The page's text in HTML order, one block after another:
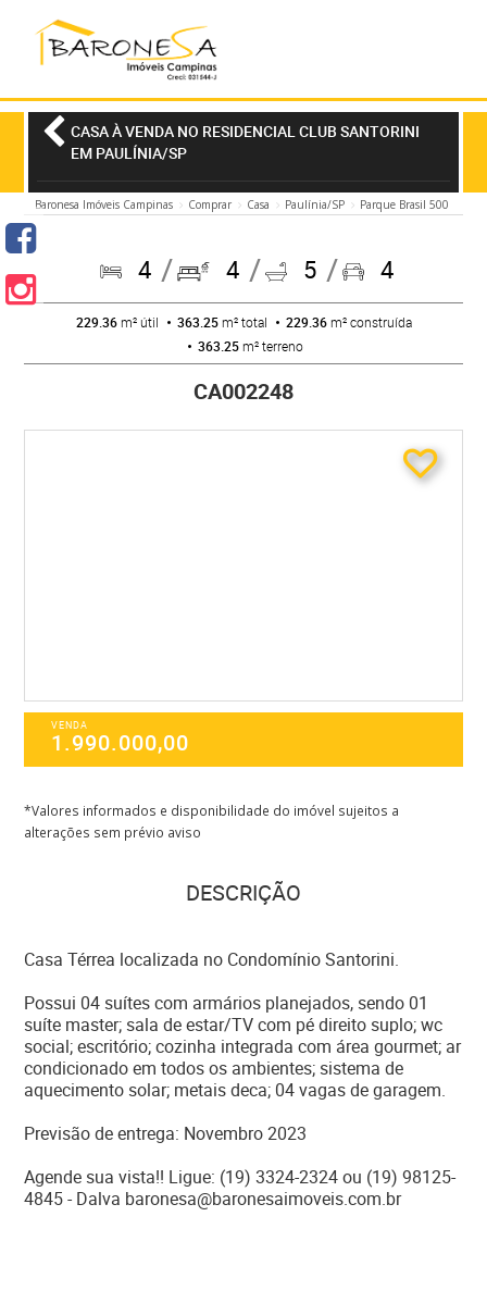
CASA À VENDA NO RESIDENCIAL CLUB SANTORINI
EM PAULÍNIA/SP
Baronesa Imóveis Campinas Comprar Casa Paulínia/SP Parque Brasil 500
4 4 5 4
229.36m² útil 363.25m² total 229.36m² construída
363.25m² terreno
CA002248
VENDA
1.990.000,00
*Valores informados e disponibilidade do imóvel sujeitos a
alterações sem prévio aviso
DESCRIÇÃO
Casa Térrea localizada no Condomínio Santorini.
Possui 04 suítes com armários planejados, sendo 01
suíte master; sala de estar/TV com pé direito suplo; wc
social; escritório; cozinha integrada com área gourmet; ar
condicionado em todos os ambientes; sistema de
aquecimento solar; metais deca; 04 vagas de garagem.
Previsão de entrega: Novembro 2023
Agende sua vista!! Ligue: (19) 3324-2324 ou (19) 98125-
4845 - Dalva baronesa@baronesaimoveis.com.br